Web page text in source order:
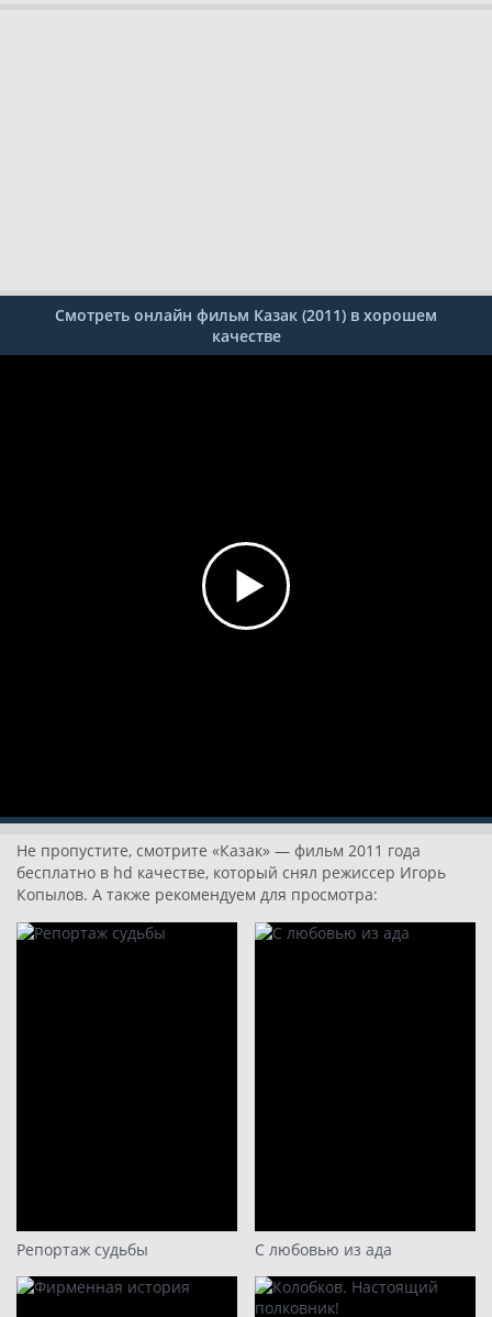
Смотреть онлайн фильм Казак (2011) в хорошем
качестве
Не пропустите, смотрите «Казак» — фильм 2011 года
бесплатно в hd качестве, который снял режиссер Игорь
Копылов. А также рекомендуем для просмотра:
Репортаж судьбы С любовью из ада